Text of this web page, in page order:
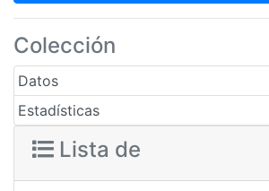
Colección
Datos
Estadísticas
Lista de